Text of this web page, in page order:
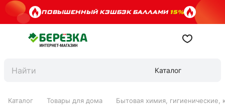
ПОВЫШЕННЫЙ КЭШБЭК БАЛЛАМИ15%
Каталог
Каталог Товары для дома Бытовая химия, гигиенические,